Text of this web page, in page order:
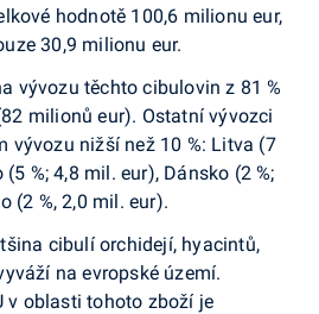
hodnotě 100,6 milionu eur,
30,9 milionu eur.
vývozu těchto cibulovin z 81 %
milionů eur). Ostatní vývozci
vývozu nižší než 10 %: Litva (7
%; 4,8 mil. eur), Dánsko (2 %;
(2 %, 2,0 mil. eur).
cibulí orchidejí, hyacintů,
na evropské území.
v oblasti tohoto zboží je